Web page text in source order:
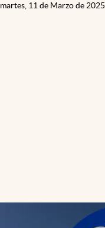
martes, 11 de Marzo de 2025